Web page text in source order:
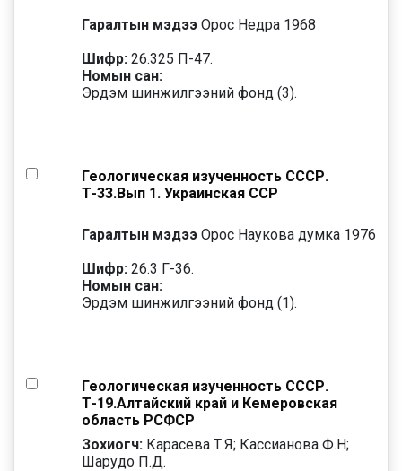
Гаралтын мэдээ Орос Недра 1968
Шифр: 26.325 П-47.
Номын сан:
Эрдэм шинжилгээний фонд (3).
Геологическая изученность СССР.
Т-33.Вып 1. Украинская ССР
Гаралтын мэдээ Орос Наукова думка 1976
Шифр: 26.3 Г-36.
Номын сан:
Эрдэм шинжилгээний фонд (1).
Геологическая изученность СССР.
Т-19.Алтайский край и Кемеровская
область РСФСР
Зохиогч: Карасева Т.Я; Кассианова Ф.Н;
Шарудо П.Д.